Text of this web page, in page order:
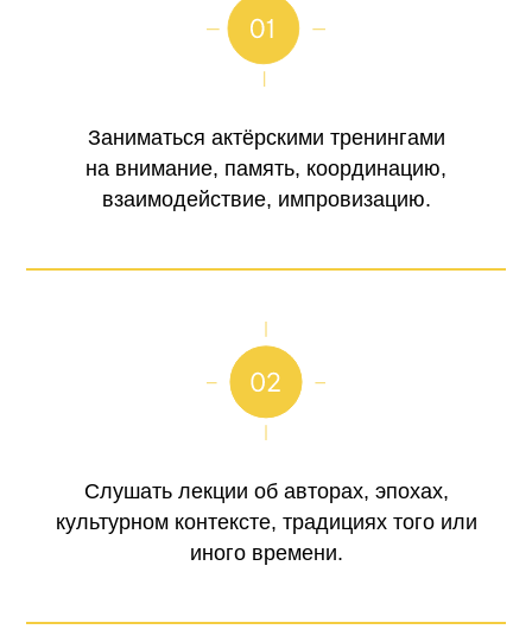
Заниматься актёрскими тренингами
на внимание, память, координацию,
взаимодействие, импровизацию.
Слушать лекции об авторах, эпохах,
культурном контексте, традициях того или
иного времени.